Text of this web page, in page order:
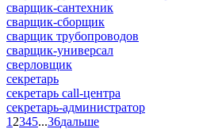
сварщик-сантехник
сварщик-сборщик
сварщик трубопроводов
сварщик-универсал
сверловщик
секретарь
секретарь call-центра
секретарь-администратор
1 2345...36дальше